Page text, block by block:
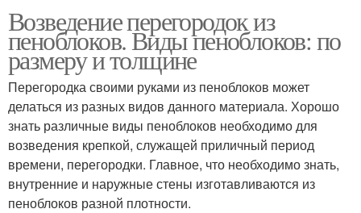
Возведение перегородок из
пеноблоков. Виды пеноблоков: по
размеру и толщине
Перегородка своими руками из пеноблоков может
делаться из разных видов данного материала. Хорошо
знать различные виды пеноблоков необходимо для
возведения крепкой, служащей приличный период
времени, перегородки. Главное, что необходимо знать,
внутренние и наружные стены изготавливаются из
пеноблоков разной плотности.